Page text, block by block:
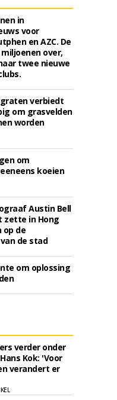
in
voor
en AZC. De
over,
twee nieuwe
verbiedt
om grasvelden
worden
om
koeien
Austin Bell
zette in Hong
op de
de stad
om oplossing
verder onder
Kok: 'Voor
verandert er